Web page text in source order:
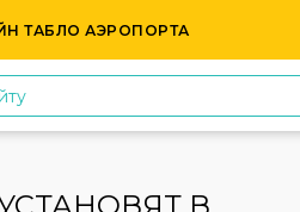
ТАБЛО АЭРОПОРТА